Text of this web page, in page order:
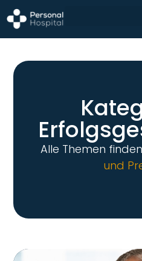
Alle Themen
und